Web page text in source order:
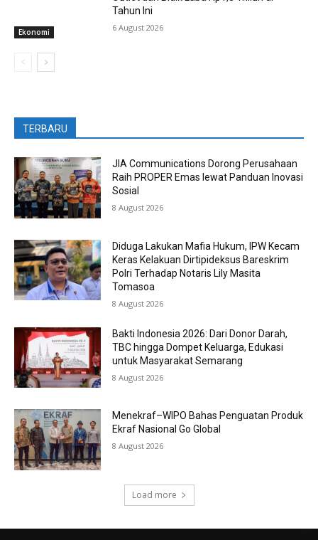
Ekonomi
Tahun Ini
6 August 2026
TERBARU
JIA Communications Dorong Perusahaan
Raih PROPER Emas lewat Panduan Inovasi
Sosial
8 August 2026
Diduga Lakukan Mafia Hukum, IPW Kecam
Keras Kelakuan Dirtipideksus Bareskrim
Polri Terhadap Notaris Lily Masita
Tomasoa
8 August 2026
Bakti Indonesia 2026: Dari Donor Darah,
TBC hingga Dompet Keluarga, Edukasi
untuk Masyarakat Semarang
8 August 2026
Menekraf–WIPO Bahas Penguatan Produk
Ekraf Nasional Go Global
8 August 2026
Load more